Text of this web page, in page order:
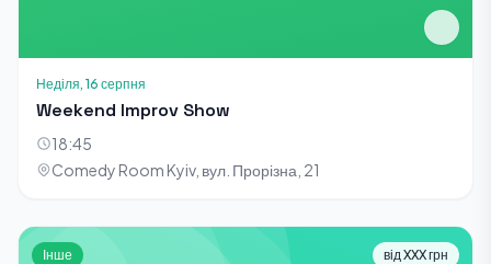
Неділя, 16 серпня
Weekend Improv Show
18:45
Comedy Room Kyiv, вул. Прорізна, 21
Інше від XXX грн